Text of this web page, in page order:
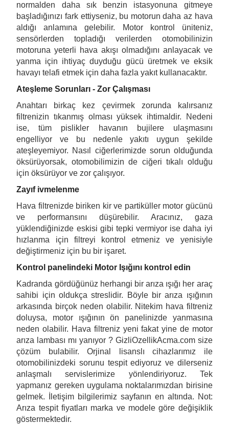
normalden daha sık benzin istasyonuna gitmeye
başladığınızı fark ettiyseniz, bu motorun daha az hava
aldığı anlamına gelebilir. Motor kontrol üniteniz,
sensörlerden topladığı verilerden otomobilinizin
motoruna yeterli hava akışı olmadığını anlayacak ve
yanma için ihtiyaç duyduğu gücü üretmek ve eksik
havayı telafi etmek için daha fazla yakıt kullanacaktır.
Ateşleme Sorunları - Zor Çalışması
Anahtarı birkaç kez çevirmek zorunda kalırsanız
filtrenizin tıkanmış olması yüksek ihtimaldir. Nedeni
ise, tüm pislikler havanın bujilere ulaşmasını
engelliyor ve bu nedenle yakıtı uygun şekilde
ateşleyemiyor. Nasıl ciğerlerimizde sorun olduğunda
öksürüyorsak, otomobilimizin de ciğeri tıkalı olduğu
için öksürüyor ve zor çalışıyor.
Zayıf ivmelenme
Hava filtrenizde biriken kir ve partiküller motor gücünü
ve performansını düşürebilir. Aracınız, gaza
yüklendiğinizde eskisi gibi tepki vermiyor ise daha iyi
hızlanma için filtreyi kontrol etmeniz ve yenisiyle
değiştirmeniz için bu bir işaret.
Kontrol panelindeki Motor Işığını kontrol edin
Kadranda gördüğünüz herhangi bir arıza ışığı her araç
sahibi için oldukça streslidir. Böyle bir arıza ışığının
arkasında birçok neden olabilir. Nitekim hava filtreniz
doluysa, motor ışığının ön panelinizde yanmasına
neden olabilir. Hava filtreniz yeni fakat yine de motor
arıza lambası mı yanıyor ? GizliOzellikAcma.comsize
çözüm bulabilir. Orjinal lisanslı cihazlarımız ile
otomobilinizdeki sorunu tespit ediyoruz ve dilerseniz
anlaşmalı servislerimize yönlendiriyoruz. Tek
yapmanız gereken uygulama noktalarımızdan birisine
gelmek. İletişim bilgilerimiz sayfanın en altında. Not:
Arıza tespit fiyatları marka ve modele göre değişiklik
göstermektedir.